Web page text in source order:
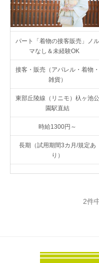
パート「着物の接客販売」ノル
マなし＆未経験OK
接客・販売（アパレル・着物・
雑貨）
東部丘陵線（リニモ）杁ヶ池公
園駅直結
時給1300円～
長期（試用期間3カ月/規定あ
り）
2件